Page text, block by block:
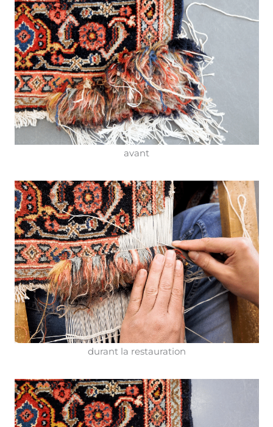
avant
durant la restauration